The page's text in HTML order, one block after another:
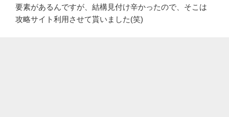
要素があるんですが、結構見付け辛かったので、そこは
攻略サイト利用させて貰いました(笑)